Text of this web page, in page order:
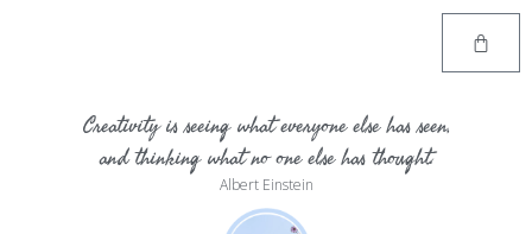
Creativity is seeing what everyone else has seen,
and thinking what no one else has thought.
Albert Einstein